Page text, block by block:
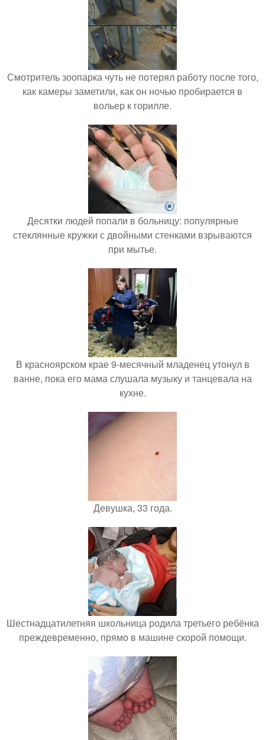
Смотритель зоопарка чуть не потерял работу после того,
как камеры заметили, как он ночью пробирается в
вольер к горилле.
Десятки людей попали в больницу: популярные
стеклянные кружки с двойными стенками взрываются
при мытье.
В красноярском крае 9-месячный младенец утонул в
ванне, пока его мама слушала музыку и танцевала на
кухне.
Девушка, 33 года.
Шестнадцатилетняя школьница родила третьего ребёнка
преждевременно, прямо в машине скорой помощи.